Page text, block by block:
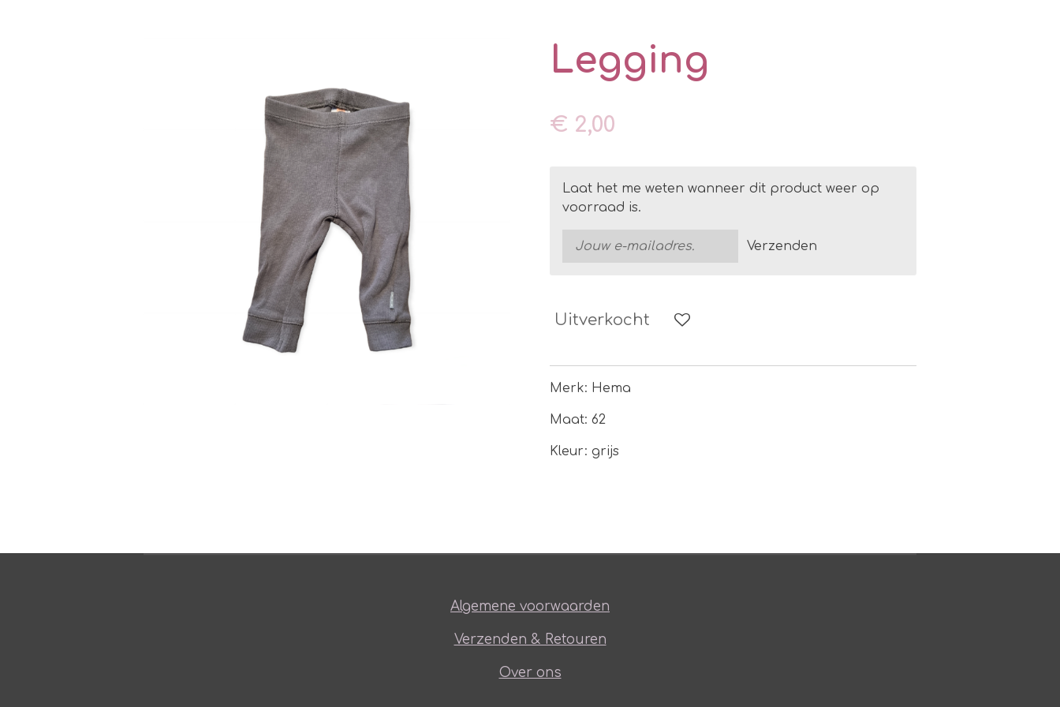
Legging
€ 2,00
Laat het me weten wanneer dit product weer op
voorraad is.
Verzenden
Uitverkocht
Merk: Hema
Maat: 62
Kleur: grijs
Algemene voorwaarden
Verzenden & Retouren
Over ons